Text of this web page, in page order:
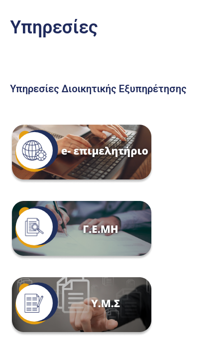
Υπηρεσίες
Υπηρεσίες Διοικητικής Εξυπηρέτησης